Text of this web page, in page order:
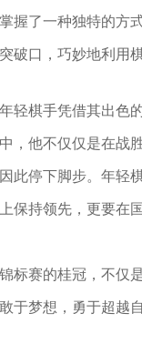
握了一种独特的方
破口，巧妙地利用
轻棋手凭借其出色
，他不仅仅是在战
此停下脚步。年轻
持领先，更要在
标赛的桂冠，不仅
于梦想，勇于超越自